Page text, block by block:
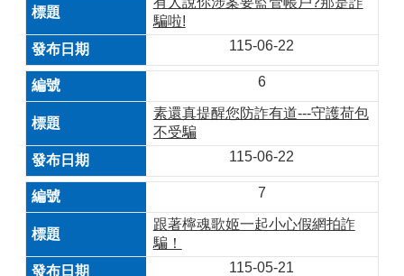
騙啦!
115-06-22
6
素還真提醒您防詐有道---守護荷包
不受騙
115-06-22
7
跟著檸魂歌姬一起小心假網拍詐
騙！
115-05-21